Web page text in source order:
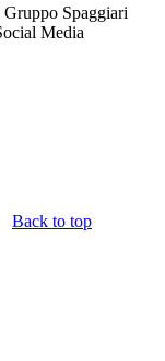
Spaggiari
Media
Back to top